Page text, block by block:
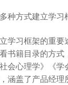
种方式建立学习
学习框架的重要
书籍目录的方式
会心理学》《学
涵盖了产品经理